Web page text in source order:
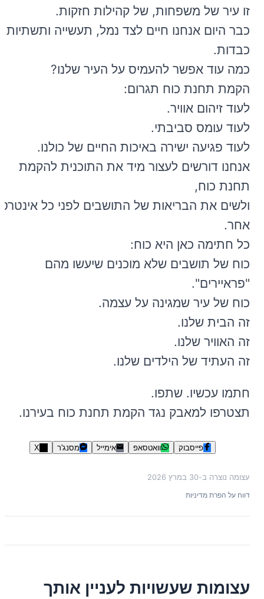
זו עיר של משפחות, של קהילות חזקות.
כבר היום אנחנו חיים לצד נמל, תעשייה ותשתיות
כבדות.
כמה עוד אפשר להעמיס על העיר שלנו?
הקמת תחנת כוח תגרום:
לעוד זיהום אוויר.
לעוד עומס סביבתי.
לעוד פגיעה ישירה באיכות החיים של כולנו.
אנחנו דורשים לעצור מיד את התוכנית להקמת
תחנת כוח,
ולשים את הבריאות של התושבים לפני כל אינטרס
אחר.
כל חתימה כאן היא כוח:
כוח של תושבים שלא מוכנים שיעשו מהם
"פראיירים".
כוח של עיר שמגינה על עצמה.
זה הבית שלנו.
זה האוויר שלנו.
זה העתיד של הילדים שלנו.
חתמו עכשיו. שתפו.
תצטרפו למאבק נגד הקמת תחנת כוח בעירנו.
פייסבוק וואטסאפ אימייל מסנג'ר X
עצומה נוצרה ב-30 במרץ 2026
דווח על הפרת מדיניות
עצומות שעשויות לעניין אותך